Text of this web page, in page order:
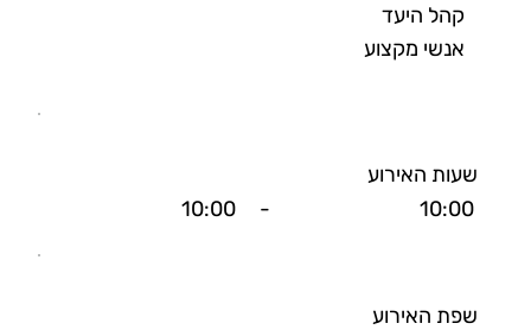
קהל היעד
אנשי מקצוע
שעות האירוע
10:00
-
10:00
שפת האירוע